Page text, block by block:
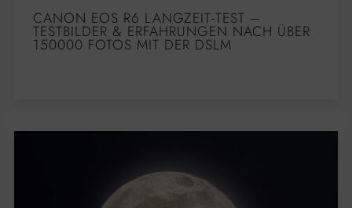
CANON EOS R6 LANGZEIT-TEST –
TESTBILDER & ERFAHRUNGEN NACH ÜBER
150000 FOTOS MIT DER DSLM